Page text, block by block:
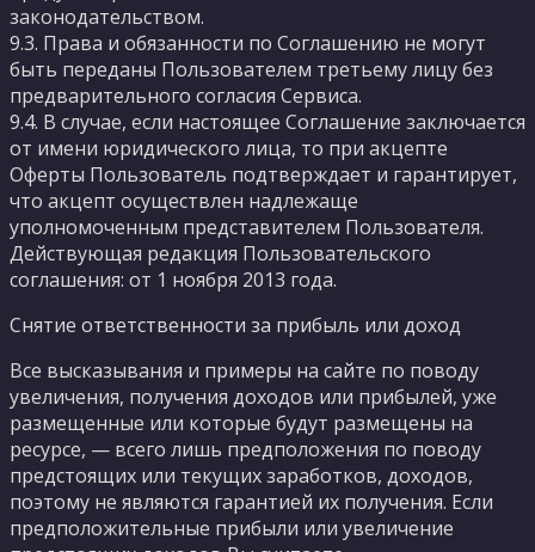
законодательством.
9.3. Права и обязанности по Соглашению не могут
быть переданы Пользователем третьему лицу без
предварительного согласия Сервиса.
9.4. В случае, если настоящее Соглашение заключается
от имени юридического лица, то при акцепте
Оферты Пользователь подтверждает и гарантирует,
что акцепт осуществлен надлежаще
уполномоченным представителем Пользователя.
Действующая редакция Пользовательского
соглашения: от 1 ноября 2013 года.
Снятие ответственности за прибыль или доход
Все высказывания и примеры на сайте по поводу
увеличения, получения доходов или прибылей, уже
размещенные или которые будут размещены на
ресурсе, — всего лишь предположения по поводу
предстоящих или текущих заработков, доходов,
поэтому не являются гарантией их получения. Если
предположительные прибыли или увеличение